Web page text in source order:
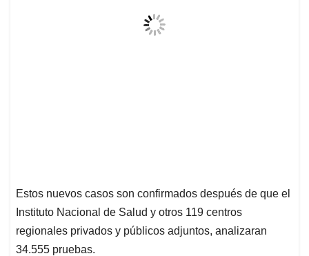
Estos nuevos casos son confirmados después de que el
Instituto Nacional de Salud y otros 119 centros
regionales privados y públicos adjuntos, analizaran
34.555 pruebas.